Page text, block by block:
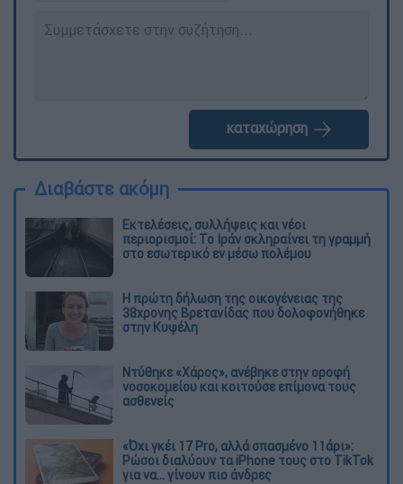
καταχώρηση
Διαβάστε ακόμη
Εκτελέσεις, συλλήψεις και νέοι
περιορισμοί: Το Ιράν σκληραίνει τη γραμμή
στο εσωτερικό εν μέσω πολέμου
Η πρώτη δήλωση της οικογένειας της
38χρονης Βρετανίδας που δολοφονήθηκε
στην Κυψέλη
Ντύθηκε «Χάρος», ανέβηκε στην οροφή
νοσοκομείου και κοιτούσε επίμονα τους
ασθενείς
«Όχι γκέι 17 Pro, αλλά σπασμένο 11άρι»:
Ρώσοι διαλύουν τα iPhone τους στο TikTok
για να... γίνουν πιο άνδρες